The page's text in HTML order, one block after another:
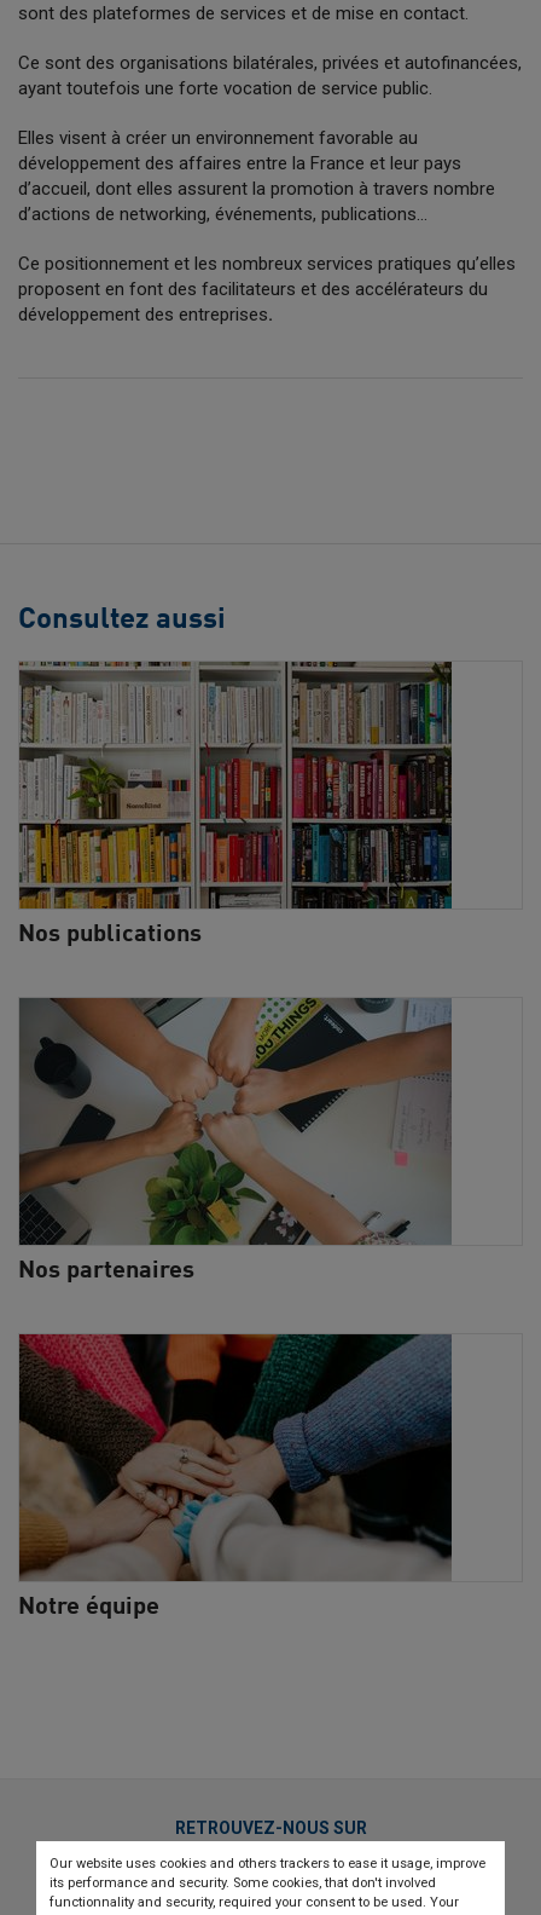
Our website uses cookies and others trackers to ease it usage, improve
its performance and security. Some cookies, that don't involved
functionnality and security, required your consent to be used. Your
sont des plateformes de services et de mise en contact.
Ce sont des organisations bilatérales, privées et autofinancées,
ayant toutefois une forte vocation de service public.
Elles visent à créer un environnement favorable au
développement des affaires entre la France et leur pays
d’accueil, dont elles assurent la promotion à travers nombre
d’actions de networking, événements, publications...
Ce positionnement et les nombreux services pratiques qu’elles
proposent en font des facilitateurs et des accélérateurs du
développement des entreprises.
Consultez aussi
Nos publications
Nos partenaires
Notre équipe
RETROUVEZ-NOUS SUR
twitterlinkedinyoutube